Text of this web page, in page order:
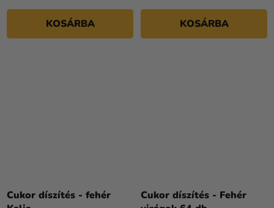
KOSÁRBA KOSÁRBA
Cukor díszítés - fehér
Cukor díszítés - Fehér